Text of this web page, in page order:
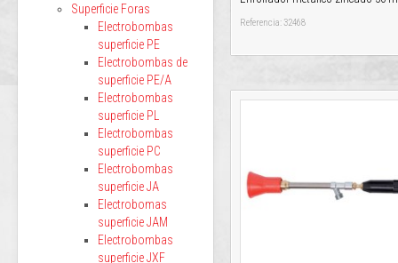
Referencia: 32468
Superficie Foras
Electrobombas
superficie PE
Electrobombas de
superficie PE/A
Electrobombas
superficie PL
Electrobombas
superficie PC
Electrobombas
superficie JA
Electrobomas
superficie JAM
Electrobombas
superficie JXF